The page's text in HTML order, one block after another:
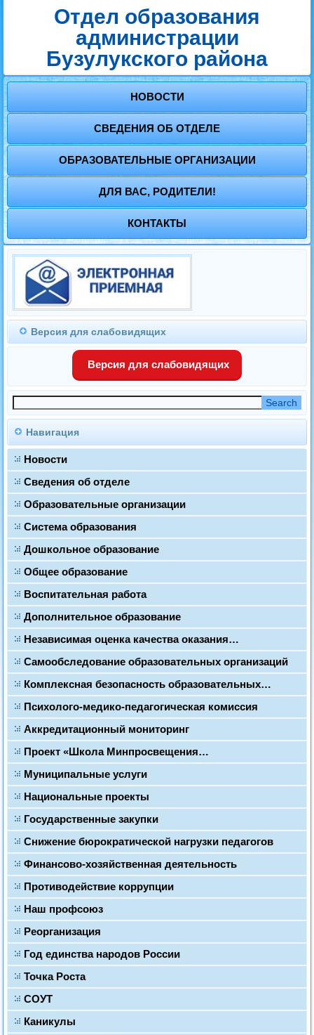
Отдел образования
администрации
Бузулукского района
НОВОСТИ
СВЕДЕНИЯ ОБ ОТДЕЛЕ
ОБРАЗОВАТЕЛЬНЫЕ ОРГАНИЗАЦИИ
ДЛЯ ВАС, РОДИТЕЛИ!
КОНТАКТЫ
Версия для слабовидящих
Версия для слабовидящих
Навигация
Новости
Сведения об отделе
Образовательные организации
Система образования
Дошкольное образование
Общее образование
Воспитательная работа
Дополнительное образование
Независимая оценка качества оказания…
Самообследование образовательных организаций
Комплексная безопасность образовательных…
Психолого-медико-педагогическая комиссия
Аккредитационный мониторинг
Проект «Школа Минпросвещения…
Муниципальные услуги
Национальные проекты
Государственные закупки
Снижение бюрократической нагрузки педагогов
Финансово-хозяйственная деятельность
Противодействие коррупции
Наш профсоюз
Реорганизация
Год единства народов России
Точка Роста
СОУТ
Каникулы